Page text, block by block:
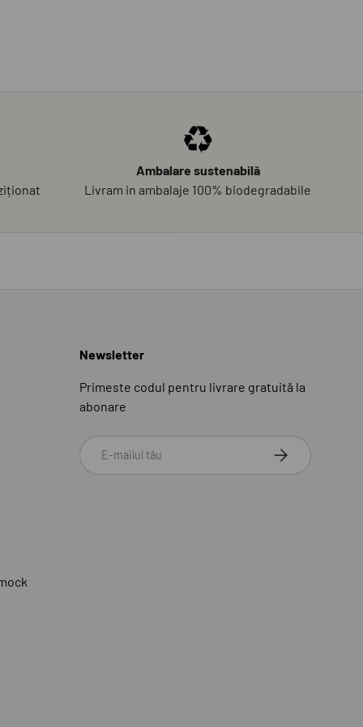
Ambalare sustenabilă
Livram in ambalaje 100% biodegradabile
Newsletter
Primeste codul pentru livrare gratuită la
abonare
Email ABONEAZA-TE